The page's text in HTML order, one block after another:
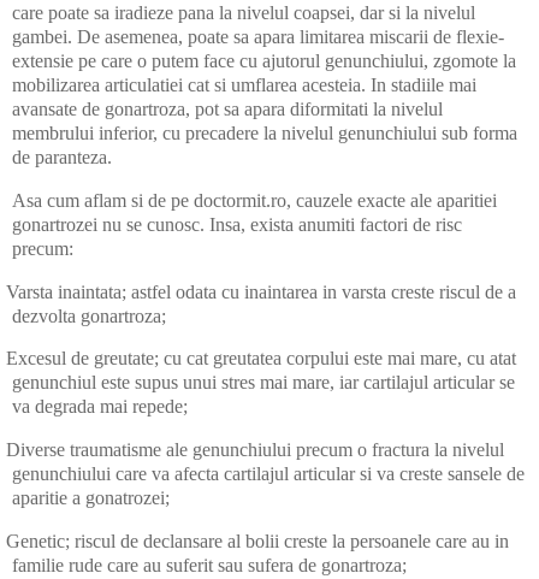
care poate sa iradieze pana la nivelul coapsei, dar si la nivelul
gambei. De asemenea, poate sa apara limitarea miscarii de flexie-
extensie pe care o putem face cu ajutorul genunchiului, zgomote la
mobilizarea articulatiei cat si umflarea acesteia. In stadiile mai
avansate de gonartroza, pot sa apara diformitati la nivelul
membrului inferior, cu precadere la nivelul genunchiului sub forma
de paranteza.
Asa cum aflam si de pe doctormit.ro, cauzele exacte ale aparitiei
gonartrozei nu se cunosc. Insa, exista anumiti factori de risc
precum:
Varsta inaintata; astfel odata cu inaintarea in varsta creste riscul de a
dezvolta gonartroza;
Excesul de greutate; cu cat greutatea corpului este mai mare, cu atat
genunchiul este supus unui stres mai mare, iar cartilajul articular se
va degrada mai repede;
Diverse traumatisme ale genunchiului precum o fractura la nivelul
genunchiului care va afecta cartilajul articular si va creste sansele de
aparitie a gonatrozei;
Genetic; riscul de declansare al bolii creste la persoanele care au in
familie rude care au suferit sau sufera de gonartroza;